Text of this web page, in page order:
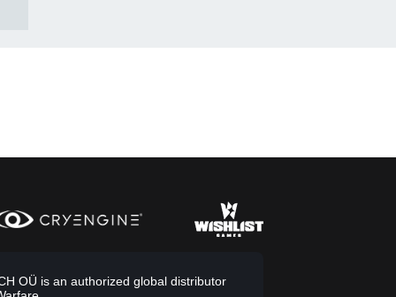
OÜ is an authorized global distributor